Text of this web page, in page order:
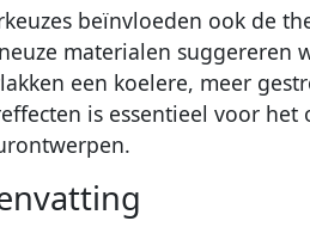
beïnvloeden ook de
materialen suggereren
een koelere, meer
is essentieel voor